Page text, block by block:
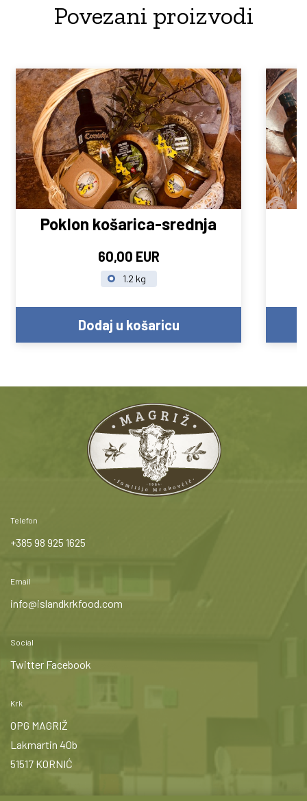
Povezani proizvodi
Poklon košarica-srednja
60,00 EUR
1.2 kg
Telefon
+385 98 925 1625
Email
info@islandkrkfood.com
Social
Twitter Facebook
Krk
OPG MAGRIŽ
Lakmartin 40b
51517 KORNIĆ